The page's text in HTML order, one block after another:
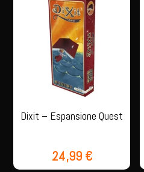
Dixit – Espansione Quest
24,99 €